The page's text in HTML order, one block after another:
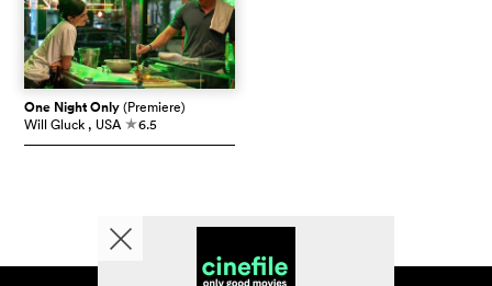
One Night Only(Premiere)
Will Gluck , USA c6.5